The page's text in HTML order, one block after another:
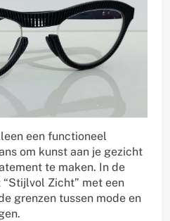
een functioneel
om kunst aan je gezicht
te maken. In de
Zicht” met een
grenzen tussen mode en